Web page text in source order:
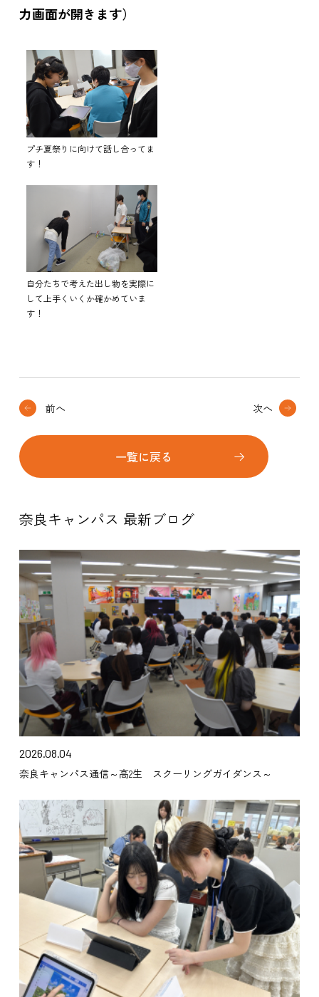
力画面が開きます）
プチ夏祭りに向けて話し合ってま
す！
自分たちで考えた出し物を実際に
して上手くいくか確かめていま
す！
前へ
一覧に戻る
次へ
奈良キャンパス 最新ブログ
2026.08.04
奈良キャンパス通信～高2生 スクーリングガイダンス～